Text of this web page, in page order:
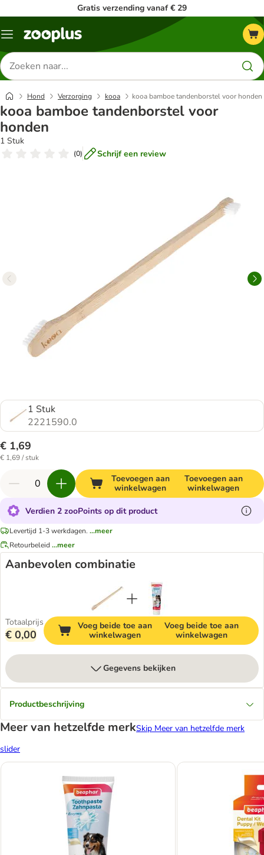
Gratis verzending vanaf € 29
Menu
Zoeken
naar
producten
Hond Verzorging kooa kooa bamboe tandenborstel voor honden
kooa bamboe tandenborstel voor
honden
1 Stuk
(0) Schrijf een review
1 Stuk
2221590.0
€ 1,69
€ 1,69 / stuk
Toevoegen aan
winkelwagen
Toevoegen aan
winkelwagen
Verdien 2 zooPoints op dit product
Levertijd 1-3 werkdagen. ...meer
Retourbeleid ...meer
Aanbevolen combinatie
Totaalprijs
€ 0,00
Voeg beide toe aan
winkelwagen
Voeg beide toe aan
winkelwagen
Gegevens bekijken
Productbeschrijving
Meer van hetzelfde merkSkip Meer van hetzelfde merk
slider